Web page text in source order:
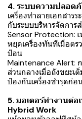
4. ระบบความปลอด
เครื่องทำลายเอกสาร
กับระบบบริหารจัดการ
Sensor Protection:
หยุดเครื่องทันทีเมื่อต
ป้อน
Maintenance Alert:
ส่วนกลางเมื่อถังขยะเ
ป้องกันเครื่องชำรุดก่อ
5. มอเตอร์ทำงานต่
Hybrid Work